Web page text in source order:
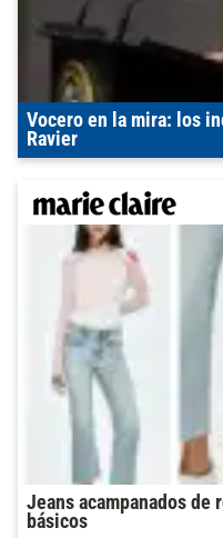
Vocero en la mira: los
Ravier
Jeans acampanados de
básicos